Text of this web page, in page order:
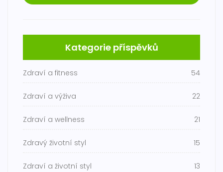
Kategorie příspěvků
Zdraví a fitness 54
Zdraví a výživa 22
Zdraví a wellness 21
Zdravý životní styl 15
Zdraví a životní styl 13